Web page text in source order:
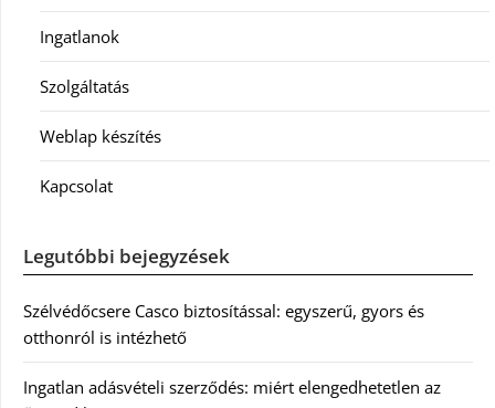
Ingatlanok
Szolgáltatás
Weblap készítés
Kapcsolat
Legutóbbi bejegyzések
Szélvédőcsere Casco biztosítással: egyszerű, gyors és
otthonról is intézhető
Ingatlan adásvételi szerződés: miért elengedhetetlen az